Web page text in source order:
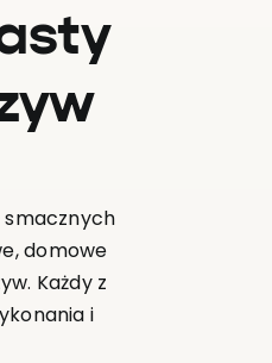
smacznych
domowe
Każdy z
i